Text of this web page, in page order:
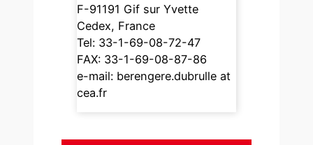
F-91191 Gif sur Yvette
Cedex, France
Tel: 33-1-69-08-72-47
FAX: 33-1-69-08-87-86
e-mail: berengere.dubrulle at
cea.fr